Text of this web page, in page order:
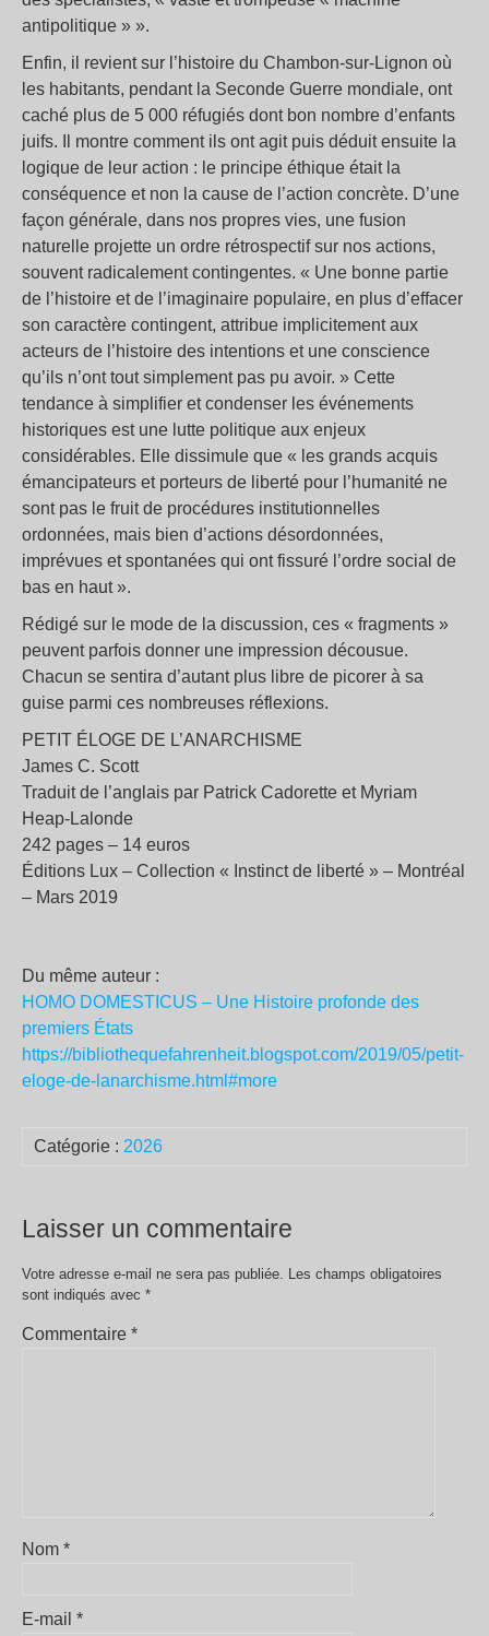
antipolitique » ».
Enfin, il revient sur l’histoire du Chambon-sur-Lignon où
les habitants, pendant la Seconde Guerre mondiale, ont
caché plus de 5 000 réfugiés dont bon nombre d’enfants
juifs. Il montre comment ils ont agit puis déduit ensuite la
logique de leur action : le principe éthique était la
conséquence et non la cause de l’action concrète. D’une
façon générale, dans nos propres vies, une fusion
naturelle projette un ordre rétrospectif sur nos actions,
souvent radicalement contingentes. « Une bonne partie
de l’histoire et de l’imaginaire populaire, en plus d’effacer
son caractère contingent, attribue implicitement aux
acteurs de l’histoire des intentions et une conscience
qu’ils n’ont tout simplement pas pu avoir. » Cette
tendance à simplifier et condenser les événements
historiques est une lutte politique aux enjeux
considérables. Elle dissimule que « les grands acquis
émancipateurs et porteurs de liberté pour l’humanité ne
sont pas le fruit de procédures institutionnelles
ordonnées, mais bien d’actions désordonnées,
imprévues et spontanées qui ont fissuré l’ordre social de
bas en haut ».
Rédigé sur le mode de la discussion, ces « fragments »
peuvent parfois donner une impression décousue.
Chacun se sentira d’autant plus libre de picorer à sa
guise parmi ces nombreuses réflexions.
PETIT ÉLOGE DE L’ANARCHISME
James C. Scott
Traduit de l’anglais par Patrick Cadorette et Myriam
Heap-Lalonde
242 pages – 14 euros
Éditions Lux – Collection « Instinct de liberté » – Montréal
– Mars 2019
Du même auteur :
HOMO DOMESTICUS – Une Histoire profonde des
premiers États
https://bibliothequefahrenheit.blogspot.com/2019/05/petit-
eloge-de-lanarchisme.html#more
Catégorie : 2026
Laisser un commentaire
Votre adresse e-mail ne sera pas publiée. Les champs obligatoires
sont indiqués avec *
Commentaire *
Nom *
E-mail *